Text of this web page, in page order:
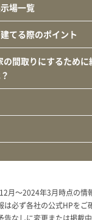
場一覧
てる際のポイント
の間取りにするため
月～2024年3月時点の情
は必ず各社の公式HPをご
告なしに変更または掲載